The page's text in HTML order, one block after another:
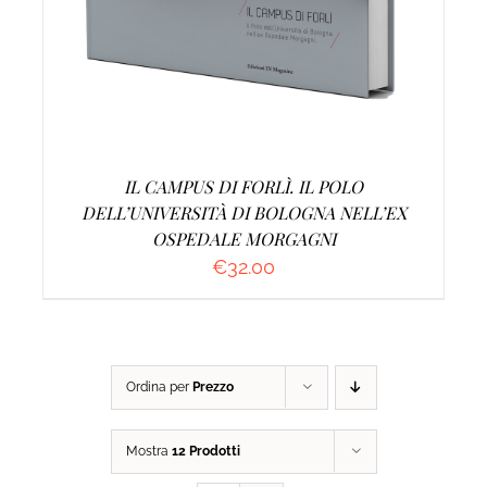
IL CAMPUS DI FORLÌ. IL POLO
DELL’UNIVERSITÀ DI BOLOGNA NELL’EX
OSPEDALE MORGAGNI
€32.00
Ordina per Prezzo
Mostra 12 Prodotti